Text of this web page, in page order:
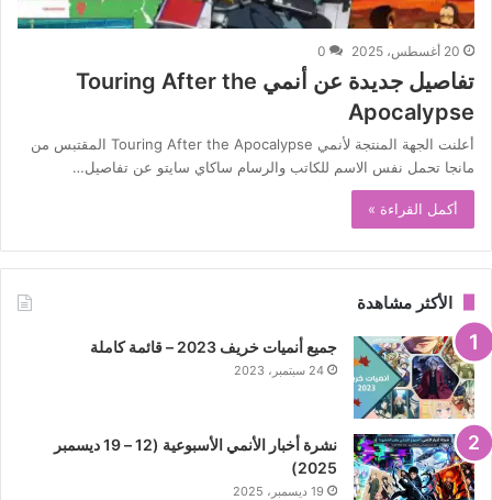
20 أغسطس، 2025 0
تفاصيل جديدة عن أنمي Touring After the
Apocalypse
أعلنت الجهة المنتجة لأنمي Touring After the Apocalypse المقتبس من
مانجا تحمل نفس الاسم للكاتب والرسام ساكاي سايتو عن تفاصيل…
أكمل القراءة »
الأكثر مشاهدة
جميع أنميات خريف 2023 – قائمة كاملة
24 سبتمبر، 2023
نشرة أخبار الأنمي الأسبوعية (12 – 19 ديسمبر
2025)
19 ديسمبر، 2025